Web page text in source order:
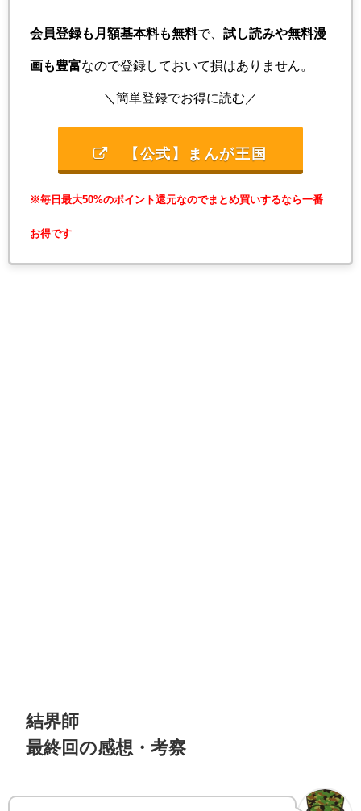
会員登録も月額基本料も無料で、 試し読みや無料漫
画も豊富なので登録しておいて損はありません。
＼簡単登録でお得に読む／
【公式】まんが王国
※毎日最大50%のポイント還元なのでまとめ買いするなら一番
お得です
結界師
最終回の感想・考察